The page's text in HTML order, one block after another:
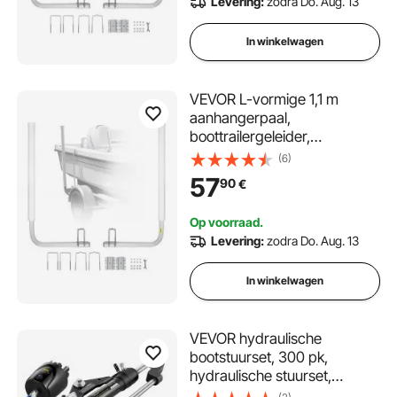
accessoires voor skiboot,
visboot, zeilboottrailer
In winkelwagen
VEVOR L-vormige 1,1 m
aanhangerpaal,
boottrailergeleider,
krukondersteuning,
bootgeleider, 30 cm
verstelbare breedte,
reserveonderdelen en
accessoires voor skiboot,
visboot, zeilboottrailer
(6)
5790€
Op voorraad.
Levering:zodra Do. Aug. 13
In winkelwagen
VEVOR hydraulische
bootstuurset, 300 pk,
hydraulische stuurset,